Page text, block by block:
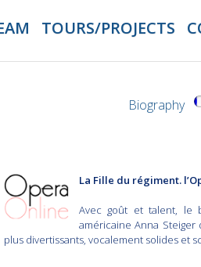
TOURS/PROJECTS
Biography
La Fille du régiment.
Avec goût et talent, le
américaine Anna
plus divertissants, vocalement solides et